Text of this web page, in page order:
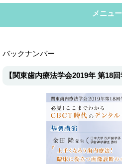
メニュ
バックナンバー
【関東歯内療法学会2019年 第18